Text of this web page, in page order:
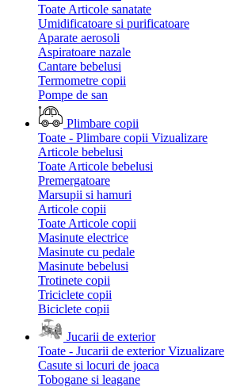
Toate Articole sanatate
Umidificatoare si purificatoare
Aparate aerosoli
Aspiratoare nazale
Cantare bebelusi
Termometre copii
Pompe de san
Plimbare copii
Toate - Plimbare copii Vizualizare
Articole bebelusi
Toate Articole bebelusi
Premergatoare
Marsupii si hamuri
Articole copii
Toate Articole copii
Masinute electrice
Masinute cu pedale
Masinute bebelusi
Trotinete copii
Triciclete copii
Biciclete copii
Jucarii de exterior
Toate - Jucarii de exterior Vizualizare
Casute si locuri de joaca
Tobogane si leagane